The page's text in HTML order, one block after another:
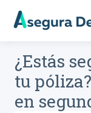
¿Estás
tu
en